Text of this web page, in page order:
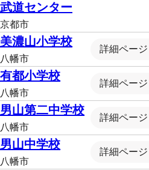
武道センター
京都市
美濃山小学校
八幡市
詳細ページ
有都小学校
八幡市
詳細ページ
男山第二中学校
八幡市
詳細ページ
男山中学校
八幡市
詳細ページ